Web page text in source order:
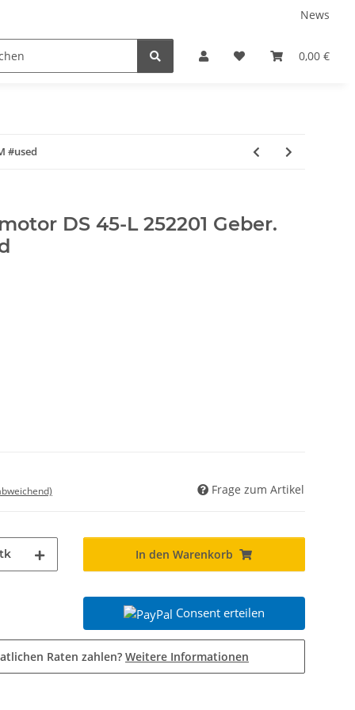
News
0,00 €
#used
DS 45-L 252201 Geber.
Frage zum Artikel
In den Warenkorb
Consent erteilen
Raten zahlen? Weitere Informationen